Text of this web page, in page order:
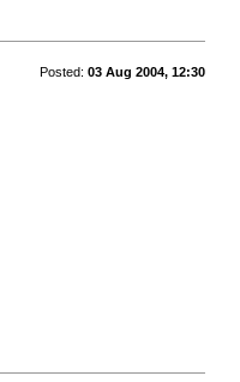
Posted: 03 Aug 2004, 12:30